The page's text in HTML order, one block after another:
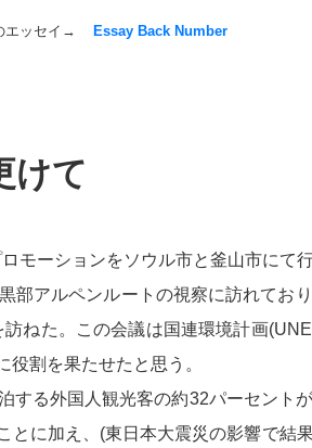
エッセイ→ Essay Back Number
けて
ーションをソウル市と釜山市にて
アルペンルートの視察に訪れてお
ねた。この会議は国連環境計画
割を果たせたと思う。
る外国人観光客の約32パーセント
に加え、(東日本大震災の影響で結